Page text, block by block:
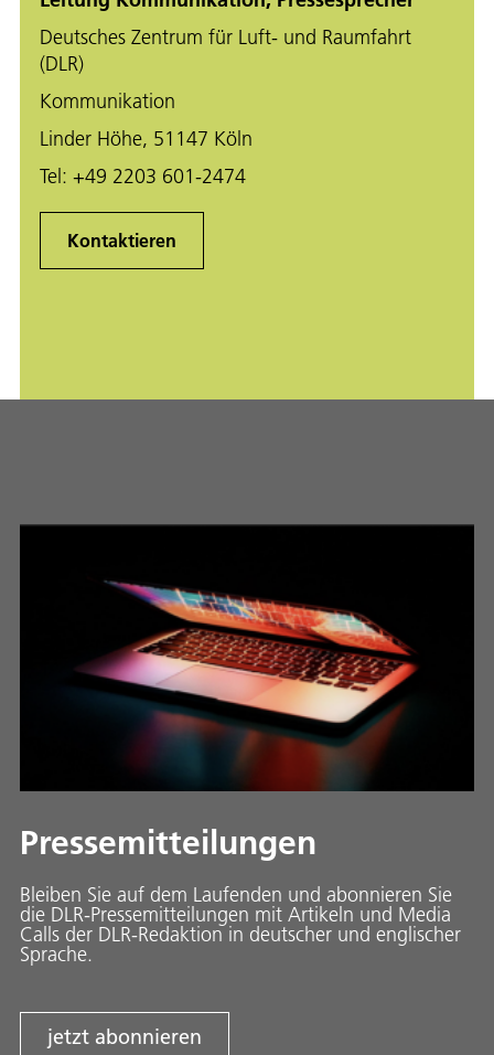
Deutsches Zentrum für Luft- und Raumfahrt
(DLR)
Kommunikation
Linder Höhe, 51147 Köln
Tel: +49 2203 601-2474
Kontaktieren
Pressemitteilungen
Bleiben Sie auf dem Laufenden und abonnieren Sie
die DLR-Pressemitteilungen mit Artikeln und Media
Calls der DLR-Redaktion in deutscher und englischer
Sprache.
jetzt abonnieren